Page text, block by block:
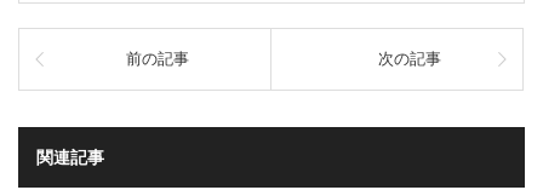
前の記事 次の記事
関連記事